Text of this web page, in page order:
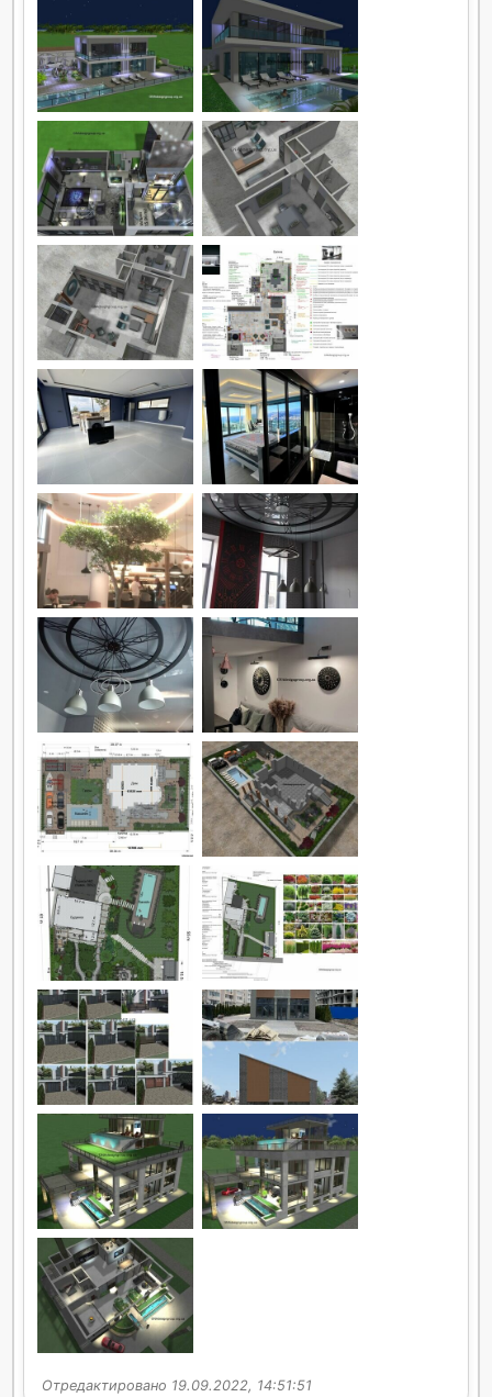
Отредактировано 19.09.2022, 14:51:51